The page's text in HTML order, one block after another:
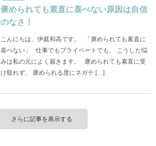
褒められても素直に喜べない原因は自信
のなさ！
こんにちは、伊庭和高です。 「褒められても素直に
喜べない」 仕事でもプライベートでも、 こうした悩
みは私の元によく届きます。 褒められても素直に受
け取れず、 褒められる度にネガテ […]
さらに記事を表示する